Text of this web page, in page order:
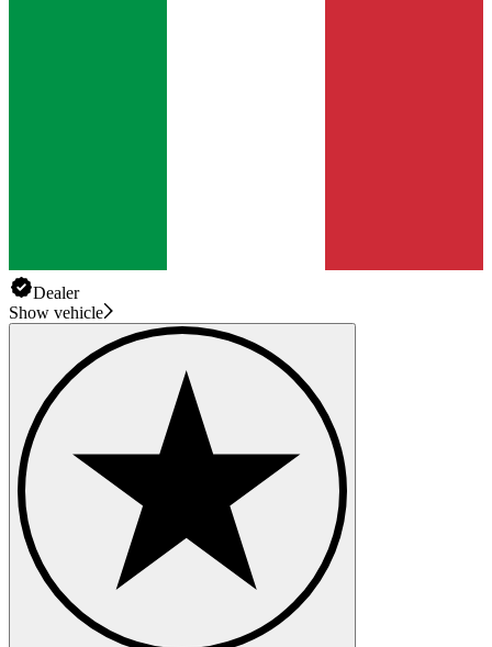
Dealer
Show vehicle